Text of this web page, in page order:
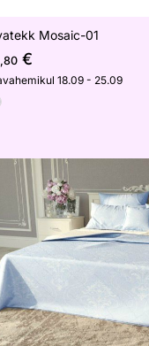
Mosaic-01
,80 €
18.09 - 25.09
Lux 210x240 cm